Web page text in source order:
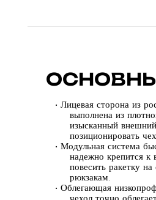
• Лицевая сторона из
выполнена из
изысканный
позиционировать
• Модульная система
надежно крепится к
повесить ракетку
рюкзакам.
• Облегающая